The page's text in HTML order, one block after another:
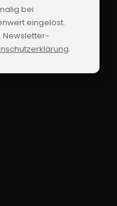
bei
eingelöst.
Newsletter-
.